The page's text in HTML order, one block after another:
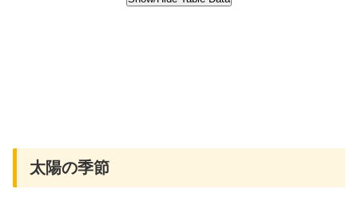
太陽の季節